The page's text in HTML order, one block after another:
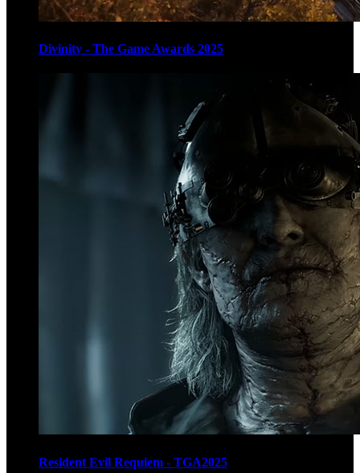
Divinity - The Game Awards 2025
Resident Evil Requiem - TGA2025